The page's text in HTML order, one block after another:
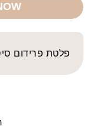
פלטת פרידום